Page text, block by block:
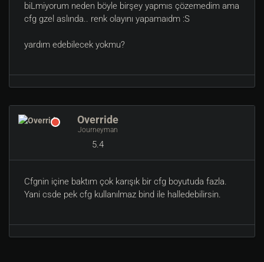
biLmiyorum neden böyle birşey yapmıs çözemedim ama
cfg gzel aslında.. renk olayını yapamaıdm :S
yardım edebilecek yokmu?
Override
Journeyman
5.4
Cfgnin içine baktım çok karışık bir cfg boyutuda fazla.
Yani csde pek cfg kullanılmaz bind ile halledebilirsin.